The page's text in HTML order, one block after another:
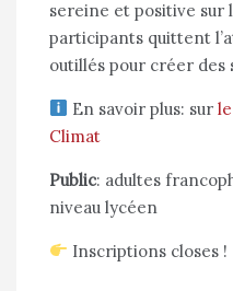
sereine et positive sur
participants quittent
outillés pour créer des
En savoir plus: sur
Climat
Public: adultes
niveau lycéen
Inscriptions closes !